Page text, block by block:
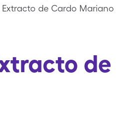
de Cardo Mariano
de